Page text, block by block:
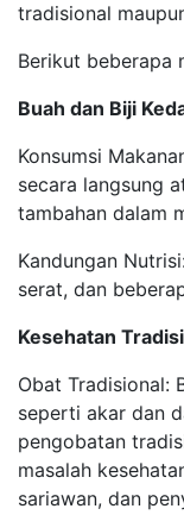
tradisional
Berikut beberapa
Buah dan Biji
Konsumsi
secara langsung
tambahan dalam
Kandungan
serat, dan
Kesehatan
Obat Tradisional:
seperti akar dan
pengobatan
masalah
sariawan, dan